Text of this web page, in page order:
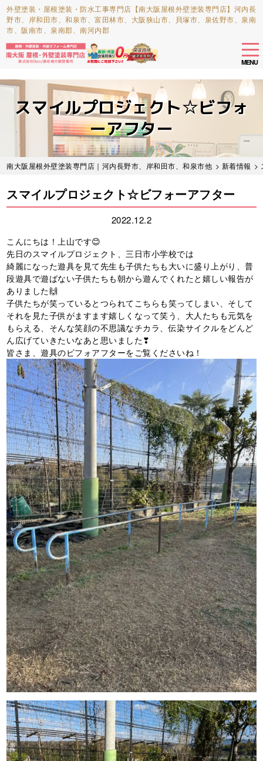
Skip
main
MENU
外壁塗装・屋根塗装・防水工事専門店【南大阪屋根外壁塗装専門店】河内長
野市、岸和田市、和泉市、富田林市、大阪狭山市、貝塚市、泉佐野市、泉南
市、阪南市、泉南郡、南河内郡
スマイルプロジェクト☆ビフォ
ーアフター
南大阪屋根外壁塗装専門店｜河内長野市、岸和田市、和泉市他 > 新着情報 >
スマイルプロジェクト☆ビフォーアフター
2022.12.2
こんにちは！上山です😊
先日のスマイルプロジェクト、三日市小学校では
綺麗になった遊具を見て先生も子供たちも大いに盛り上がり、普
段遊具で遊ばない子供たちも朝から遊んでくれたと嬉しい報告が
ありました🙌
子供たちが笑っているとつられてこちらも笑ってしまい、そして
それを見た子供がますます嬉しくなって笑う、大人たちも元気を
もらえる、そんな笑顔の不思議なチカラ、伝染サイクルをどんど
ん広げていきたいなあと思いました❣
皆さま、遊具のビフォアフターをご覧くださいね！